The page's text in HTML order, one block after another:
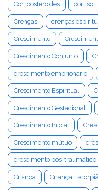
Corticosteroides cortisol
Crenças crenças
Crescimento
Crescimento Conjunto
crescimento embrionário
Crescimento Espiritual
Crescimento Gestacional
Crescimento Inicial
Crescimento mútuo
crescimento pós-traumático
Criança Criança